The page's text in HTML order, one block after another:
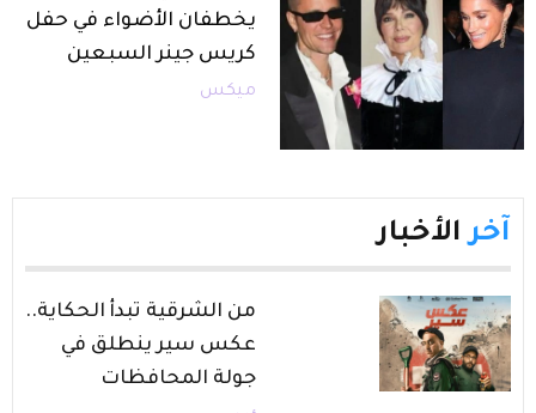
يخطفان الأضواء في حفل
كريس جينر السبعين
ميكس
آخر الأخبار
من الشرقية تبدأ الحكاية..
عكس سير ينطلق في
جولة المحافظات